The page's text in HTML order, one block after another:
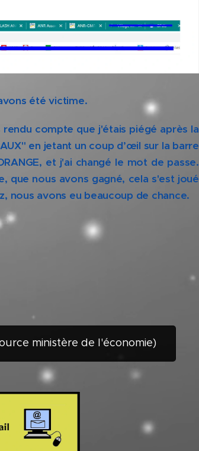
été victime.
compte que j'étais piégé après la
en jetant un coup d’œil sur la barre
et j'ai changé le mot de passe.
que nous avons gagné, cela s'est joué
nous avons eu beaucoup de chance.
ministère de l'économie)